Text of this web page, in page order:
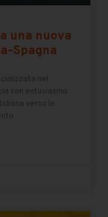
una nuova
nel
con entusiasmo
verso la